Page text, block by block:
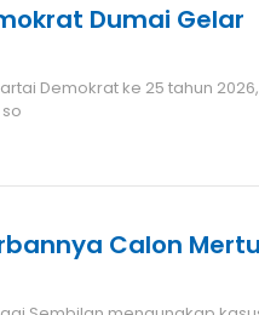
Dumai Gelar
Demokrat ke 25 tahun 2026,
Calon